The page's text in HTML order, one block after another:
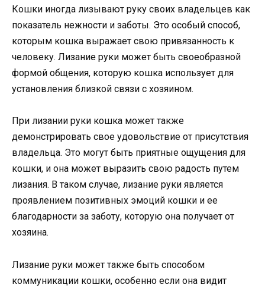
Кошки иногда лизывают руку своих владельцев как
показатель нежности и заботы. Это особый способ,
которым кошка выражает свою привязанность к
человеку. Лизание руки может быть своеобразной
формой общения, которую кошка использует для
установления близкой связи с хозяином.
При лизании руки кошка может также
демонстрировать свое удовольствие от присутствия
владельца. Это могут быть приятные ощущения для
кошки, и она может выразить свою радость путем
лизания. В таком случае, лизание руки является
проявлением позитивных эмоций кошки и ее
благодарности за заботу, которую она получает от
хозяина.
Лизание руки может также быть способом
коммуникации кошки, особенно если она видит